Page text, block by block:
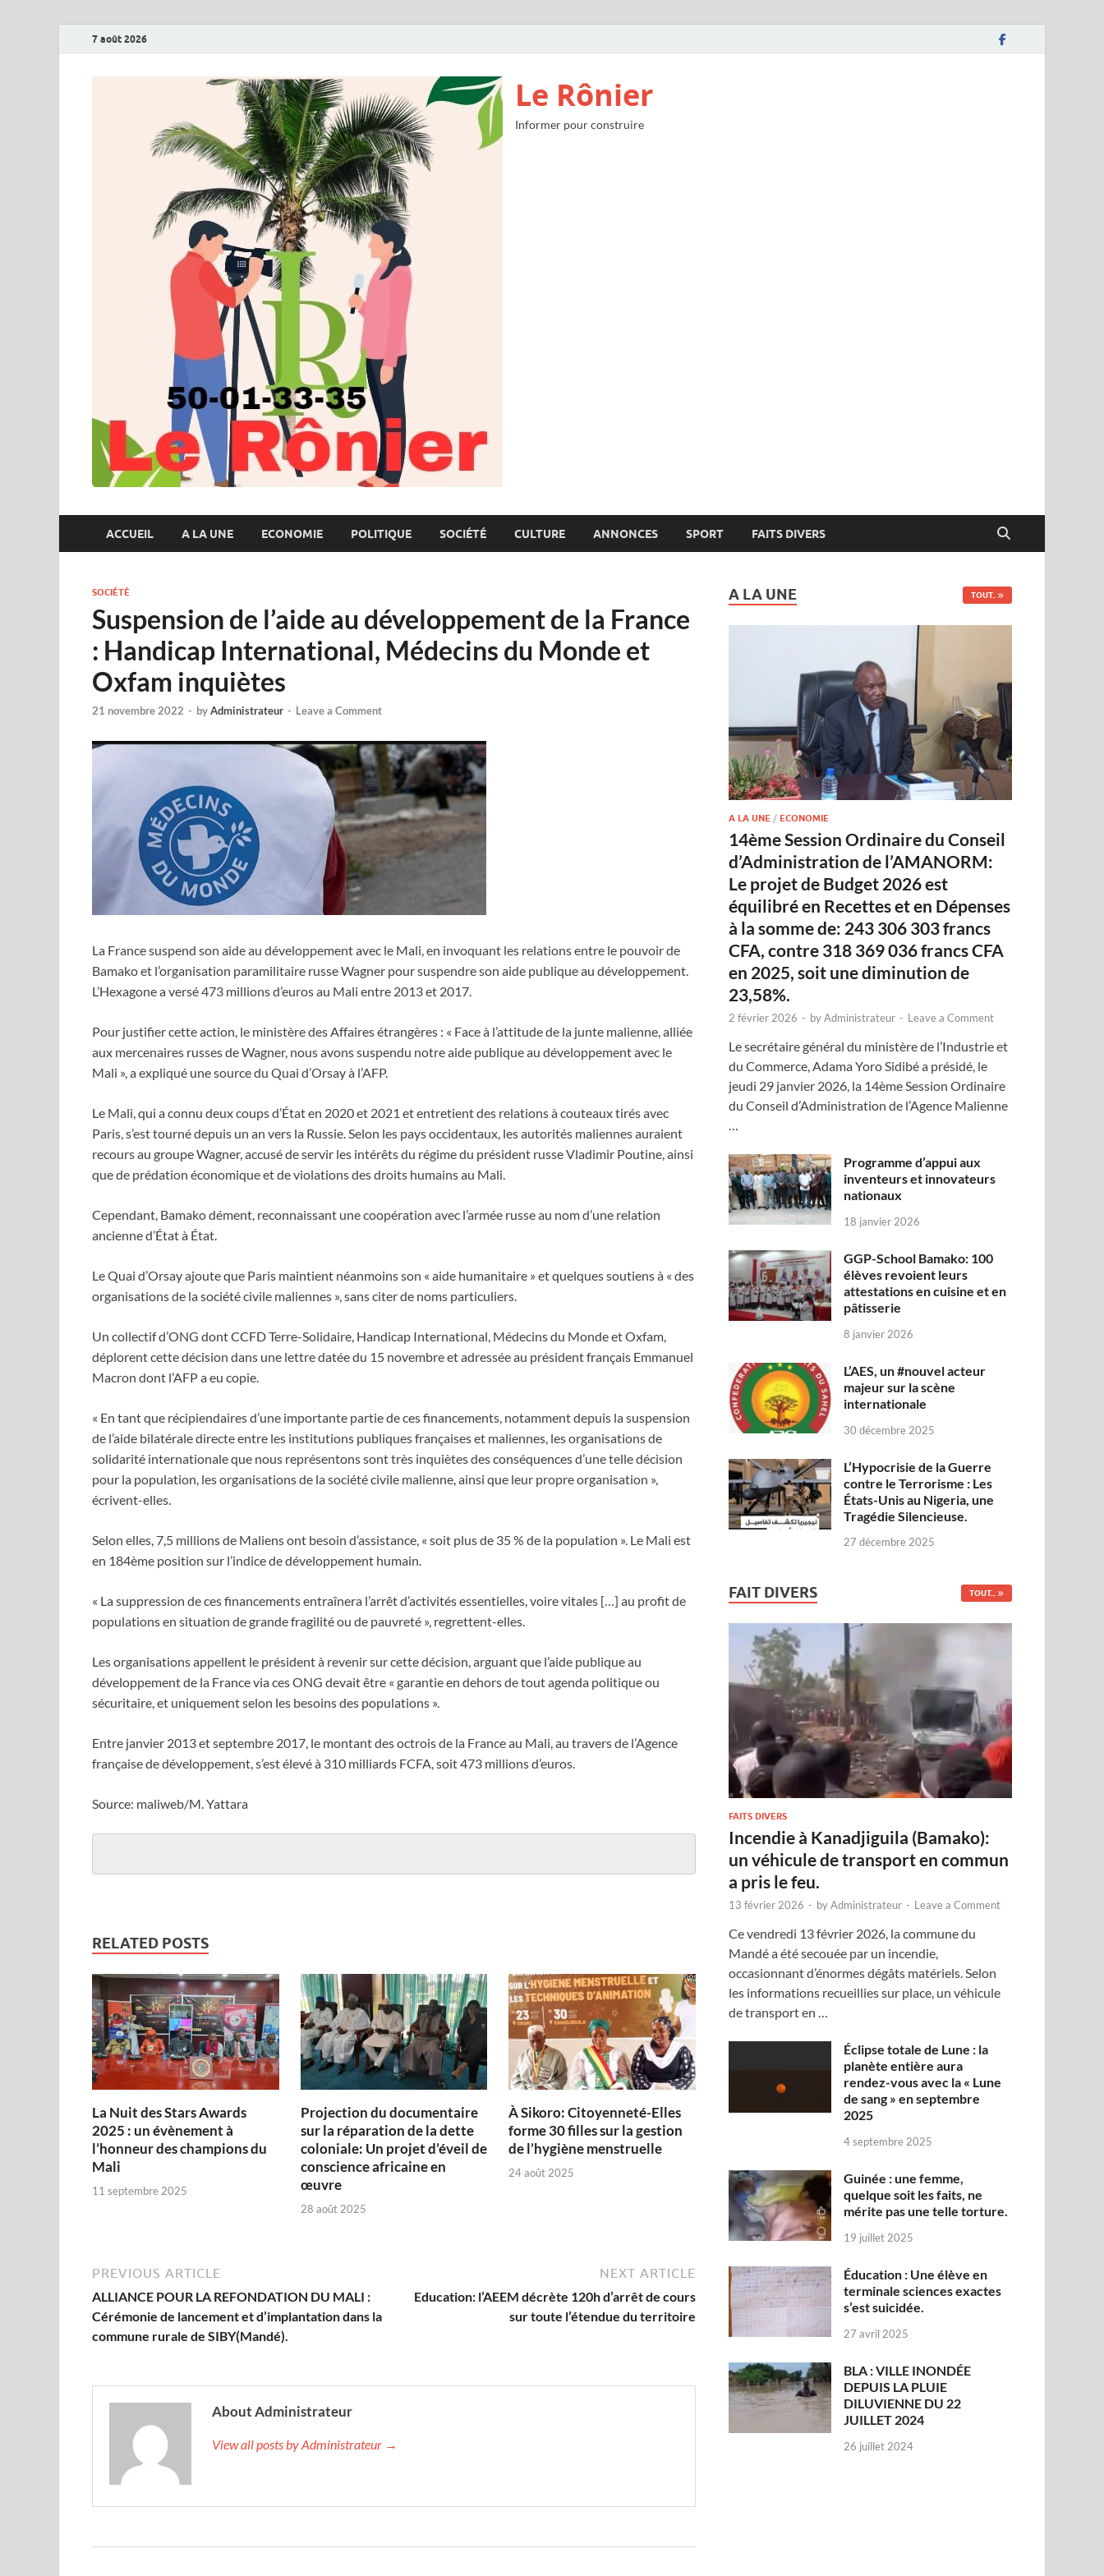
7 août 2026
Le Rônier
Informer pour construire
ACCUEIL A LA UNE ECONOMIE POLITIQUE SOCIÉTÉ CULTURE ANNONCES SPORT FAITS DIVERS
SOCIÉTÉ
Suspension de l’aide au développement de la France
: Handicap International, Médecins du Monde et
Oxfam inquiètes
21 novembre 2022 - byAdministrateur - Leave a Comment
La France suspend son aide au développement avec le Mali, en invoquant les relations entre le pouvoir de
Bamako et l’organisation paramilitaire russe Wagner pour suspendre son aide publique au développement.
L’Hexagone a versé 473 millions d’euros au Mali entre 2013 et 2017.
Pour justifier cette action, le ministère des Affaires étrangères : « Face à l’attitude de la junte malienne, alliée
aux mercenaires russes de Wagner, nous avons suspendu notre aide publique au développement avec le
Mali », a expliqué une source du Quai d’Orsay à l’AFP.
Le Mali, qui a connu deux coups d’État en 2020 et 2021 et entretient des relations à couteaux tirés avec
Paris, s’est tourné depuis un an vers la Russie. Selon les pays occidentaux, les autorités maliennes auraient
recours au groupe Wagner, accusé de servir les intérêts du régime du président russe Vladimir Poutine, ainsi
que de prédation économique et de violations des droits humains au Mali.
Cependant, Bamako dément, reconnaissant une coopération avec l’armée russe au nom d’une relation
ancienne d’État à État.
Le Quai d’Orsay ajoute que Paris maintient néanmoins son « aide humanitaire » et quelques soutiens à « des
organisations de la société civile maliennes », sans citer de noms particuliers.
Un collectif d’ONG dont CCFD Terre-Solidaire, Handicap International, Médecins du Monde et Oxfam,
déplorent cette décision dans une lettre datée du 15 novembre et adressée au président français Emmanuel
Macron dont l’AFP a eu copie.
« En tant que récipiendaires d’une importante partie de ces financements, notamment depuis la suspension
de l’aide bilatérale directe entre les institutions publiques françaises et maliennes, les organisations de
solidarité internationale que nous représentons sont très inquiètes des conséquences d’une telle décision
pour la population, les organisations de la société civile malienne, ainsi que leur propre organisation »,
écrivent-elles.
Selon elles, 7,5 millions de Maliens ont besoin d’assistance, « soit plus de 35 % de la population ». Le Mali est
en 184ème position sur l’indice de développement humain.
« La suppression de ces financements entraînera l’arrêt d’activités essentielles, voire vitales […] au profit de
populations en situation de grande fragilité ou de pauvreté », regrettent-elles.
Les organisations appellent le président à revenir sur cette décision, arguant que l’aide publique au
développement de la France via ces ONG devait être « garantie en dehors de tout agenda politique ou
sécuritaire, et uniquement selon les besoins des populations ».
Entre janvier 2013 et septembre 2017, le montant des octrois de la France au Mali, au travers de l’Agence
française de développement, s’est élevé à 310 milliards FCFA, soit 473 millions d’euros.
Source: maliweb/M. Yattara
RELATED POSTS
‎La Nuit des Stars Awards
2025 : un évènement à
l’honneur des champions du
Mali
11 septembre 2025
Projection du documentaire
sur la réparation de la dette
coloniale: Un projet d’éveil de
conscience africaine en
œuvre‎
28 août 2025
À Sikoro: Citoyenneté-Elles
forme 30 filles sur la gestion
de l’hygiène menstruelle
24 août 2025
PREVIOUS ARTICLE
ALLIANCE POUR LA REFONDATION DU MALI :
Cérémonie de lancement et d’implantation dans la
commune rurale de SIBY(Mandé).
NEXT ARTICLE
Education: l’AEEM décrète 120h d’arrêt de cours
sur toute l’étendue du territoire
About Administrateur
View all posts by Administrateur →
A LA UNE TOUT..
A LA UNE /ECONOMIE
14ème Session Ordinaire du Conseil
d’Administration de l’AMANORM:
Le projet de Budget 2026 est
équilibré en Recettes et en Dépenses
à la somme de: 243 306 303 francs
CFA, contre 318 369 036 francs CFA
en 2025, soit une diminution de
23,58%.
2 février 2026 - byAdministrateur - Leave a Comment
Le secrétaire général du ministère de l’Industrie et
du Commerce, Adama Yoro Sidibé a présidé, le
jeudi 29 janvier 2026, la 14ème Session Ordinaire
du Conseil d’Administration de l’Agence Malienne
…
Programme d’appui aux
inventeurs et innovateurs
nationaux
18 janvier 2026
GGP-School Bamako: 100
élèves revoient leurs
attestations en cuisine et en
pâtisserie
8 janvier 2026
L’AES, un #nouvel acteur
majeur sur la scène
internationale
30 décembre 2025
L’Hypocrisie de la Guerre
contre le Terrorisme : Les
États-Unis au Nigeria, une
Tragédie Silencieuse.
27 décembre 2025
FAIT DIVERS TOUT...
FAITS DIVERS
Incendie à Kanadjiguila (Bamako):
un véhicule de transport en commun
a pris le feu.
13 février 2026 - byAdministrateur - Leave a Comment
Ce vendredi 13 février 2026, la commune du
Mandé a été secouée par un incendie,
occasionnant d’énormes dégâts matériels. Selon
les informations recueillies sur place, un véhicule
de transport en …
Éclipse totale de Lune : la
planète entière aura
rendez-vous avec la « Lune
de sang » en septembre
2025
4 septembre 2025
Guinée : une femme,
quelque soit les faits, ne
mérite pas une telle torture.
19 juillet 2025
Éducation : Une élève en
terminale sciences exactes
s’est suicidée.
27 avril 2025
BLA : VILLE INONDÉE
DEPUIS LA PLUIE
DILUVIENNE DU 22
JUILLET 2024
26 juillet 2024